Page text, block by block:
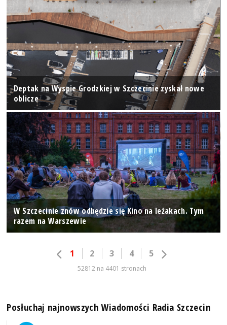
Deptak na Wyspie Grodzkiej w Szczecinie zyskał nowe
oblicze
W Szczecinie znów odbędzie się Kino na leżakach. Tym
razem na Warszewie
1 2 3 4 5
52812 na 4401 stronach
Posłuchaj najnowszych Wiadomości Radia Szczecin